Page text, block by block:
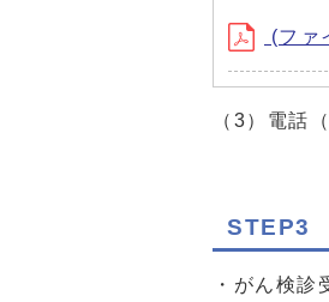
(ファ
（3）電話
STEP3
・がん検診